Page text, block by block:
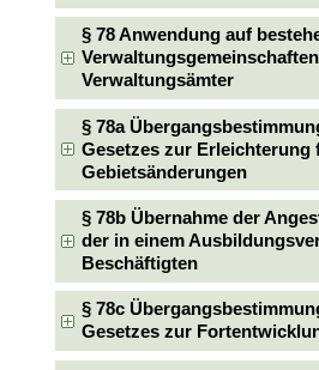
§ 78 Anwendung auf
Verwaltungsämter
§ 78a
Gesetzes zur Erleichterung
Gebietsänderungen
§ 78b Übernahme der
der in einem
Beschäftigten
§ 78c
Gesetzes zur